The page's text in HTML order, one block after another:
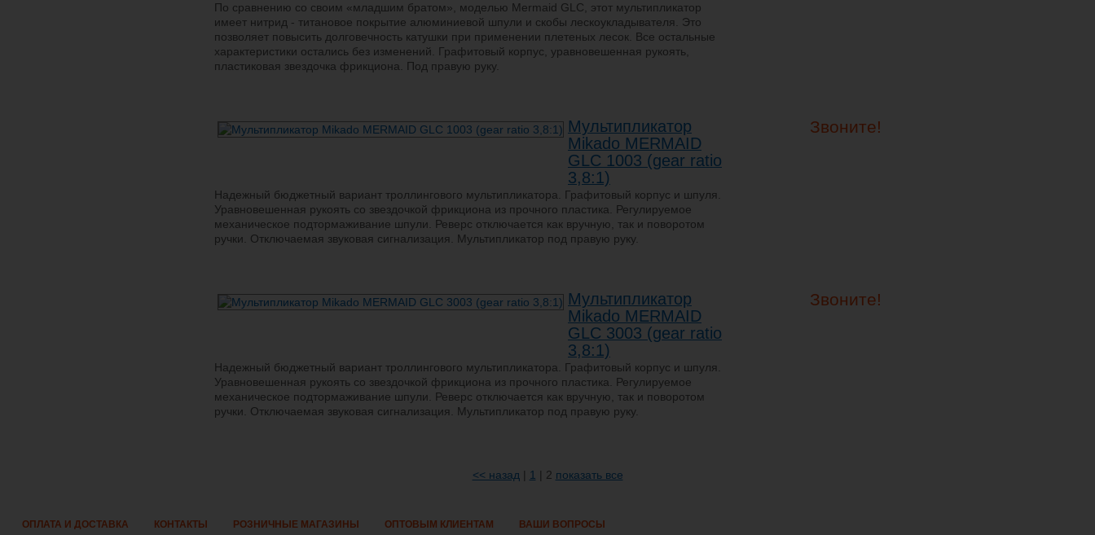
По сравнению со своим «младшим братом», моделью Mermaid GLC, этот мультипликатор
имеет нитрид - титановое покрытие алюминиевой шпули и скобы лескоукладывателя. Это
позволяет повысить долговечность катушки при применении плетеных лесок. Все остальные
характеристики остались без изменений. Графитовый корпус, уравновешенная рукоять,
пластиковая звездочка фрикциона. Под правую руку.
Мультипликатор
Mikado MERMAID
GLC 1003 (gear ratio
3,8:1)
Надежный бюджетный вариант троллингового мультипликатора. Графитовый корпус и шпуля.
Уравновешенная рукоять со звездочкой фрикциона из прочного пластика. Регулируемое
механическое подтормаживание шпули. Реверс отключается как вручную, так и поворотом
ручки. Отключаемая звуковая сигнализация. Мультипликатор под правую руку.
Звоните!
Мультипликатор
Mikado MERMAID
GLC 3003 (gear ratio
3,8:1)
Надежный бюджетный вариант троллингового мультипликатора. Графитовый корпус и шпуля.
Уравновешенная рукоять со звездочкой фрикциона из прочного пластика. Регулируемое
механическое подтормаживание шпули. Реверс отключается как вручную, так и поворотом
ручки. Отключаемая звуковая сигнализация. Мультипликатор под правую руку.
Звоните!
<< назад | 1 | 2 показать все
ОПЛАТА И ДОСТАВКА КОНТАКТЫ РОЗНИЧНЫЕ МАГАЗИНЫ ОПТОВЫМ КЛИЕНТАМ ВАШИ ВОПРОСЫ